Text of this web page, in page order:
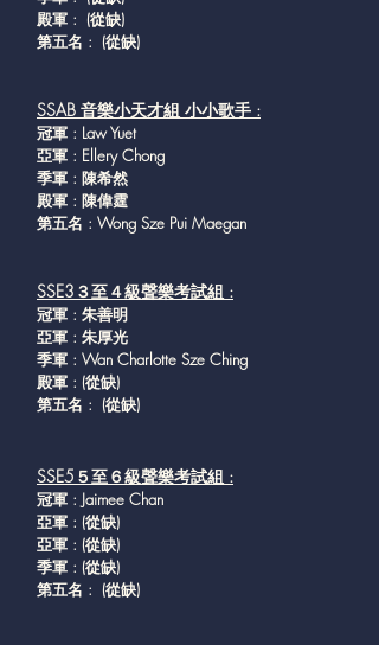
殿軍 : (從缺)
第五名 : (從缺)
SSAB 音樂小天才組 小小歌手 :
冠軍 : Law Yuet
亞軍 : Ellery Chong
季軍 : 陳希然
殿軍 : 陳偉霆
第五名 : Wong Sze Pui Maegan
SSE3３至４級聲樂考試組 :
冠軍 : 朱善明
亞軍 : 朱厚光
季軍 : Wan Charlotte Sze Ching
殿軍 : (從缺)
第五名 : (從缺)
SSE5５至６級聲樂考試組 :
冠軍 : Jaimee Chan
亞軍 : (從缺)
亞軍 : (從缺)
季軍 : (從缺)
第五名 : (從缺)